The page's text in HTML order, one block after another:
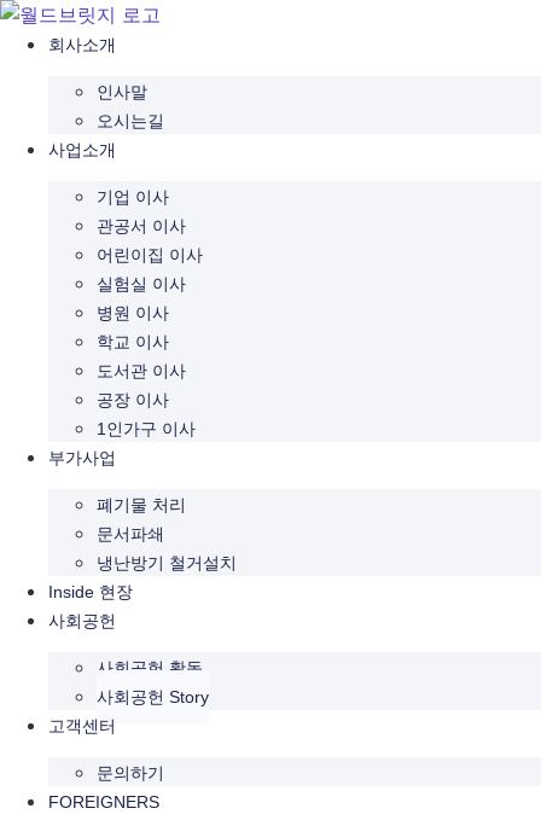
콘
회사소개
인사말
오시는길
사업소개
기업 이사
관공서 이사
어린이집 이사
실험실 이사
병원 이사
학교 이사
도서관 이사
공장 이사
1인가구 이사
부가사업
폐기물 처리
문서파쇄
냉난방기 철거설치
Inside 현장
사회공헌
사회공헌 활동
사회공헌 Story
고객센터
문의하기
FOREIGNERS